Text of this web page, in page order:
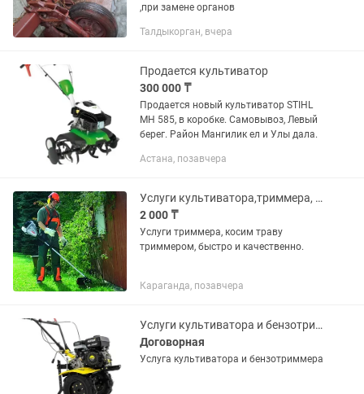
,при замене органов
Талдыкорган, вчера
Продается культиватор
300 000 ₸
Продается новый культиватор STIHL
MH 585, в коробке. Самовывоз, Левый
берег. Район Мангилик ел и Улы дала.
Астана, позавчера
Услуги культиватора,триммера, скос травы
2 000 ₸
Услуги триммера, косим траву
триммером, быстро и качественно.
Караганда, позавчера
Услуги культиватора и бензотриммера
Договорная
Услуга культиватора и бензотриммера